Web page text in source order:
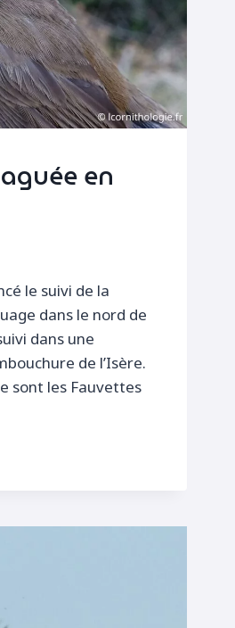
en
le suivi de la
dans le nord de
dans une
de l’Isère.
sont les Fauvettes